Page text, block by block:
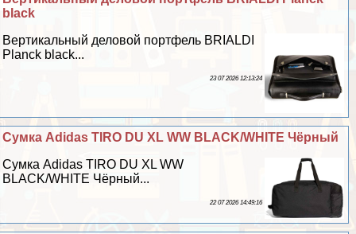
black
Вертикальный деловой портфель BRIALDI
Planck black...
23 07 2026 12:13:24
Сумка Adidas TIRO DU XL WW BLACK/WHITE Чёрный
Сумка Adidas TIRO DU XL WW
BLACK/WHITE Чёрный...
22 07 2026 14:49:16